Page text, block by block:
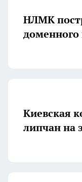
НЛМК
доменного
Киевская
липчан на